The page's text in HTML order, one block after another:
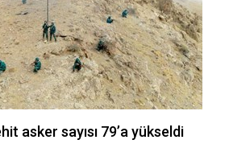
asker sayısı 79’a yükseldi